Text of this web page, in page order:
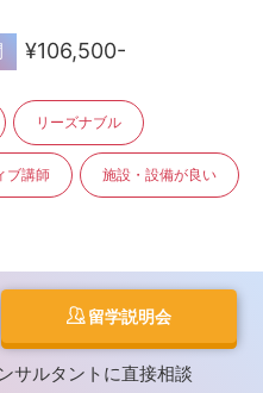
¥106,500-
リーズナブル
ブ講師 施設・設備が良い
留学説明会
サルタントに直接相談